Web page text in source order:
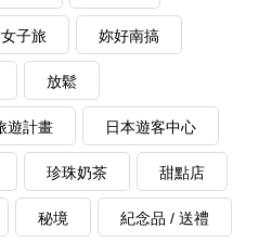
女子旅 妳好南搞
放鬆
遊計畫 日本遊客中心
珍珠奶茶 甜點店
秘境 紀念品 / 送禮